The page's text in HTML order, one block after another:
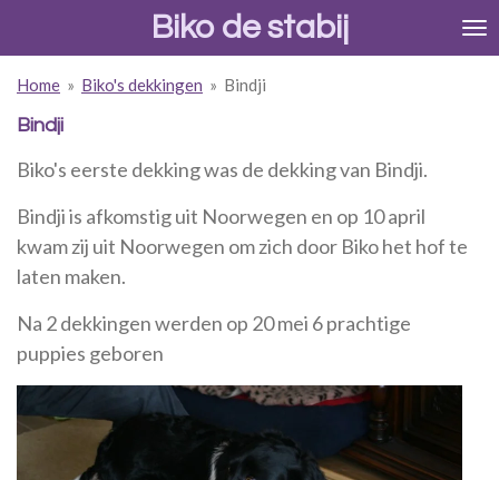
de
hoofdinhoud
Biko de stabij
Home » Biko's dekkingen » Bindji
Bindji
Biko's eerste dekking was de dekking van Bindji.
Bindji is afkomstig uit Noorwegen en op 10 april
kwam zij uit Noorwegen om zich door Biko het hof te
laten maken.
Na 2 dekkingen werden op 20 mei 6 prachtige
puppies geboren